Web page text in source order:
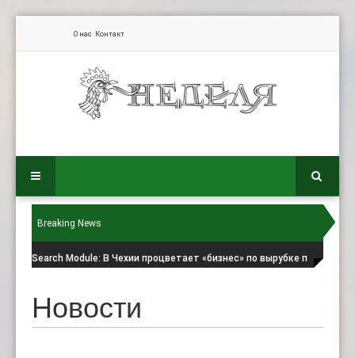
О нас Контакт
Breaking News
Search Module: В Чехии процветает «бизнес» по вырубке п
Новости